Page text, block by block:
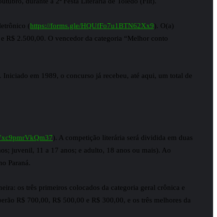
(https://forms.gle/HQUfFo7u1BTN62Xx9). O(a)
R$ 2.500,00. O vencedor da categoria “Melhor conto
em 1989, o concurso já recebeu, até aqui, um total de
). A competição literária será dividida em duas
juvenil, 11 a 17 anos; e adulto, 18 anos ou mais). Ao
Paraná.
os três primeiros colocados da categoria geral crônica e
R$ 700,00, R$ 500,00 e R$ 300,00, e os três melhores da